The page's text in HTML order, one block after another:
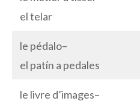
el telar
le pédalo–
el patín a pedales
le livre d’images–